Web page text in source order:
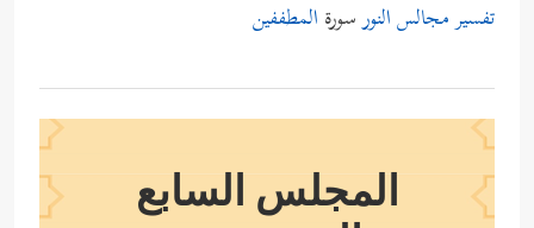
تفسير مجالس النورسورة المطففين
المجلس السابع